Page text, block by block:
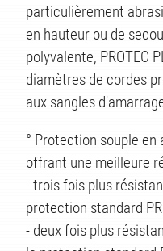
particulièrement
en hauteur ou de
polyvalente, PROTEC
diamètres de cordes
aux sangles
° Protection souple
offrant une meilleure
- trois fois plus
protection standard
- deux fois plus